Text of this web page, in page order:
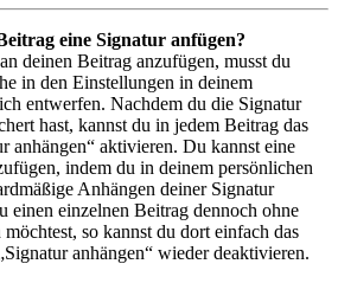
eine Signatur anfügen?
deinen Beitrag anzufügen, musst du
in den Einstellungen in deinem
entwerfen. Nachdem du die Signatur
hast, kannst du in jedem Beitrag das
anhängen“ aktivieren. Du kannst eine
indem du in deinem persönlichen
Anhängen deiner Signatur
einen einzelnen Beitrag dennoch ohne
möchtest, so kannst du dort einfach das
anhängen“ wieder deaktivieren.